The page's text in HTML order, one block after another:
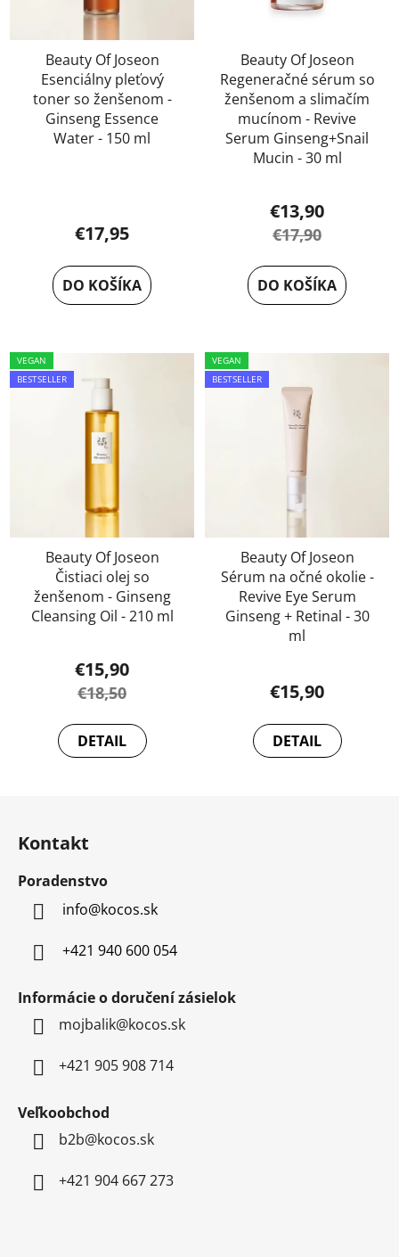
Beauty Of Joseon
Esenciálny pleťový
toner so ženšenom -
Ginseng Essence
Water - 150 ml
€17,95
DO KOŠÍKA
Beauty Of Joseon
Regeneračné sérum so
ženšenom a slimačím
mucínom - Revive
Serum Ginseng+Snail
Mucin - 30 ml
€13,90
€17,90
DO KOŠÍKA
VEGAN
BESTSELLER
Beauty Of Joseon
Čistiaci olej so
ženšenom - Ginseng
Cleansing Oil - 210 ml
€15,90
€18,50
DETAIL
VEGAN
BESTSELLER
Beauty Of Joseon
Sérum na očné okolie -
Revive Eye Serum
Ginseng + Retinal - 30
ml
hodnotenie
produktu
je
€15,90
DETAIL
Kontakt
Poradenstvo
info@kocos.sk
+421 940 600 054
Informácie o doručení zásielok
mojbalik@kocos.sk
+421 905 908 714
Veľkoobchod
b2b@kocos.sk
+421 904 667 273